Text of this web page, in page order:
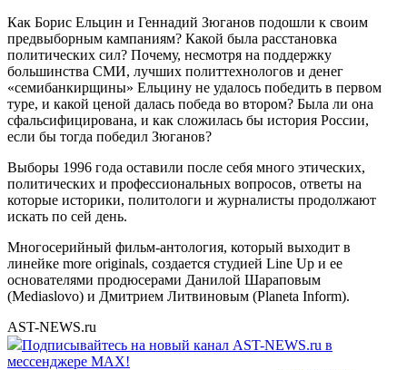
Как Борис Ельцин и Геннадий Зюганов подошли к своим
предвыборным кампаниям? Какой была расстановка
политических сил? Почему, несмотря на поддержку
большинства СМИ, лучших политтехнологов и денег
«семибанкирщины» Ельцину не удалось победить в первом
туре, и какой ценой далась победа во втором? Была ли она
сфальсифицирована, и как сложилась бы история России,
если бы тогда победил Зюганов?
Выборы 1996 года оставили после себя много этических,
политических и профессиональных вопросов, ответы на
которые историки, политологи и журналисты продолжают
искать по сей день.
Многосерийный фильм-антология, который выходит в
линейке more originals, создается студией Line Up и ее
основателями продюсерами Данилой Шараповым
(Mediaslovo) и Дмитрием Литвиновым (Planeta Inform).
AST-NEWS.ru
Подписывайтесь на новый канал AST-NEWS.ru в
мессенджере MAX!